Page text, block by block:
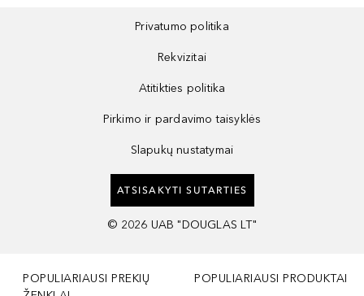
Privatumo politika
Rekvizitai
Atitikties politika
Pirkimo ir pardavimo taisyklės
Slapukų nustatymai
ATSISAKYTI SUTARTIES
© 2026 UAB "DOUGLAS LT"
POPULIARIAUSI PREKIŲ
POPULIARIAUSI PRODUKTAI